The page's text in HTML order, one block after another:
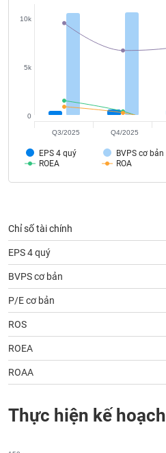
EPS 4 quý BVPS cơ bản
ROEA
ROA
0
5k
10k
Q3/2025 Q4/2025
Chỉ số tài chính
EPS 4 quý
BVPS cơ bản
P/E cơ bản
ROS
ROEA
ROAA
Thực hiện kế hoạch
ngữ
(-)
vụ
chính
Công
cụ
đầu
Truyền
thông